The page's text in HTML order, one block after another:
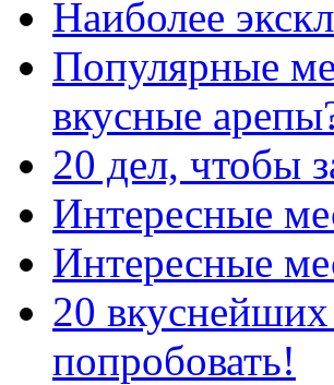
Наиболее
Популярные
вкусные
20 дел, чтобы
Интересные
Интересные
20
попробовать!